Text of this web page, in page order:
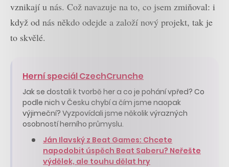
vznikají u nás. Což navazuje na to, co jsem zmiňoval: i
když od nás někdo odejde a založí nový projekt, tak je
to skvělé.
Herní speciál CzechCrunche
Jak se dostali k tvorbě her a co je pohání vpřed? Co
podle nich v Česku chybí a čím jsme naopak
výjimeční? Vyzpovídali jsme několik výrazných
osobností herního průmyslu.
Ján Ilavský z Beat Games: Chcete
napodobit úspěch Beat Saberu? Neřešte
výdělek, ale touhu dělat hry